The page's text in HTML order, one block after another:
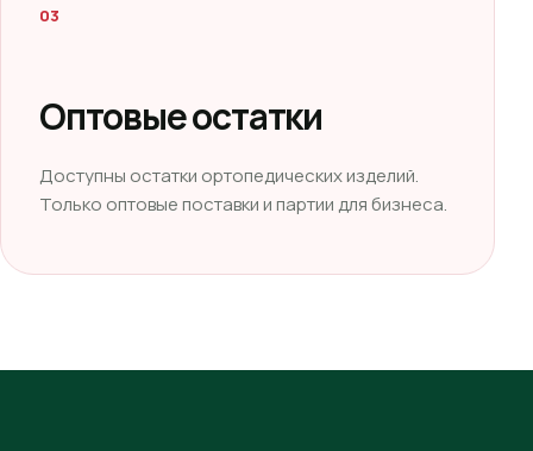
03
Оптовые остатки
Доступны остатки ортопедических изделий.
Только оптовые поставки и партии для бизнеса.